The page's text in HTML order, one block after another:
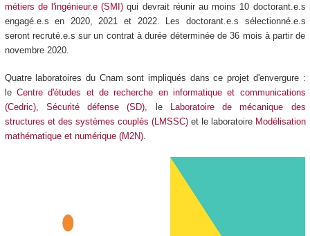
métiers de l'ingénieur.e (SMI) qui devrait réunir au moins 10 doctorant.e.s
engagé.e.s en 2020, 2021 et 2022. Les doctorant.e.s sélectionné.e.s
seront recruté.e.s sur un contrat à durée déterminée de 36 mois à partir de
novembre 2020.
Quatre laboratoires du Cnam sont impliqués dans ce projet d'envergure :
le Centre d'études et de recherche en informatique et communications
(Cedric), Sécurité défense (SD), le
Laboratoire de mécanique des
structures et des systèmes couplés (LMSSC)et le laboratoire Modélisation
mathématique et numérique (M2N).